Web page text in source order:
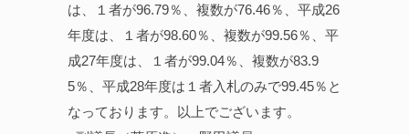
は、１者が96.79％、複数が76.46％、平成26
年度は、１者が98.60％、複数が99.56％、平
成27年度は、１者が99.04％、複数が83.9
5％、平成28年度は１者入札のみで99.45％と
なっております。以上でございます。